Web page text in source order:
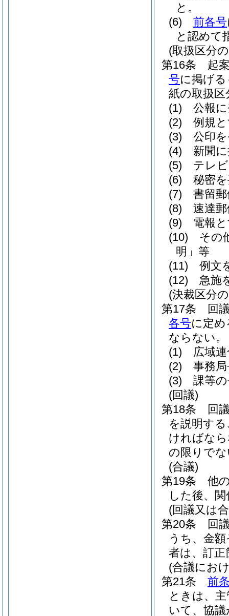
と。
(6)
前各号
と認めて
(取扱区分
第16条
起
号に掲げ
紙の取扱
(1)
公報
(2)
例規
(3)
公印
(4)
新聞
(5)
テレ
(6)
秘密
(7)
書留
(8)
速達
(9)
電報
(10)
その
明」等
(11)
例文
(12)
急施
(決裁区分
第17条
回
各号に定
ならない。
(1)
広域
(2)
事務
(3)
課等
(回議)
第18条
回
を説明す
ければな
の限りで
(合議)
第19条
他
した後、
(回議又は
第20条
回
うち、金
者は、訂
(合議にお
第21条
前
ときは、
いて、協